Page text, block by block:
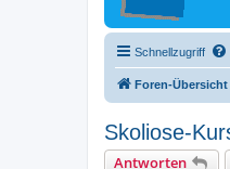
Schnellzugriff
Foren-Übersicht
Skoliose-
Antworten